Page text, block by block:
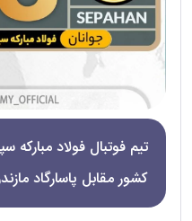
تیم فوتبال فولاد مبارکه
کشور مقابل پاسارگاد